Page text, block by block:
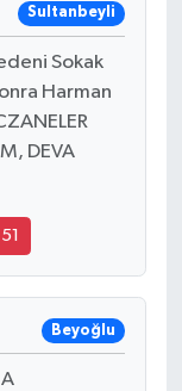
Sultanbeyli
Sokak
Harman
DEVA
Beyoğlu